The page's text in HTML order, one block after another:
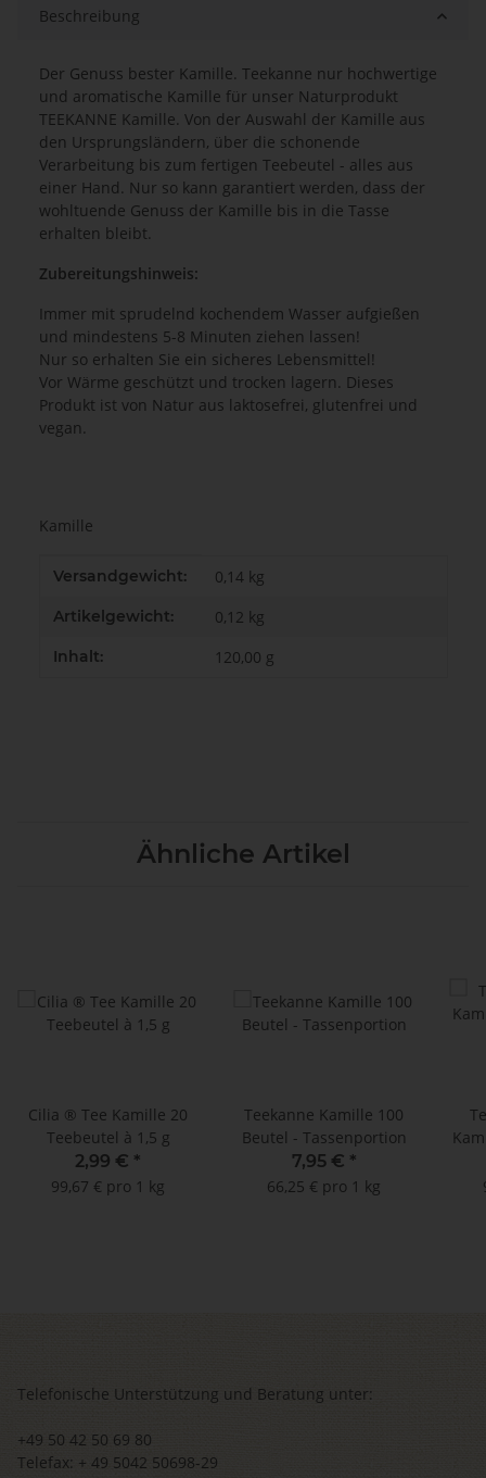
Beschreibung
Der Genuss bester Kamille. Teekanne nur hochwertige
und aromatische Kamille für unser Naturprodukt
TEEKANNE Kamille. Von der Auswahl der Kamille aus
den Ursprungsländern, über die schonende
Verarbeitung bis zum fertigen Teebeutel - alles aus
einer Hand. Nur so kann garantiert werden, dass der
wohltuende Genuss der Kamille bis in die Tasse
erhalten bleibt.
Zubereitungshinweis:
Immer mit sprudelnd kochendem Wasser aufgießen
und mindestens 5-8 Minuten ziehen lassen!
Nur so erhalten Sie ein sicheres Lebensmittel!
Vor Wärme geschützt und trocken lagern. Dieses
Produkt ist von Natur aus laktosefrei, glutenfrei und
vegan.
Kamille
Produkteigenschaft
Wert
Versandgewicht: 0,14 kg
Artikelgewicht: 0,12 kg
Inhalt: 120,00 g
Ähnliche Artikel
Cilia ® Tee Kamille 20
Teebeutel à 1,5 g
2,99 € *
99,67 € pro 1 kg
Teekanne Kamille 100
Beutel - Tassenportion
7,95 € *
66,25 € pro 1 kg
Telefonische Unterstützung und Beratung unter:
+49 50 42 50 69 80
Telefax: + 49 5042 50698-29